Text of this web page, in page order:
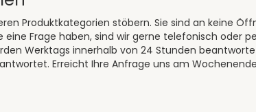
Produktkategorien stöbern. Sie sind an keine
Frage haben, sind wir gerne telefonisch oder
Werktags innerhalb von 24 Stunden
Erreicht Ihre Anfrage uns am